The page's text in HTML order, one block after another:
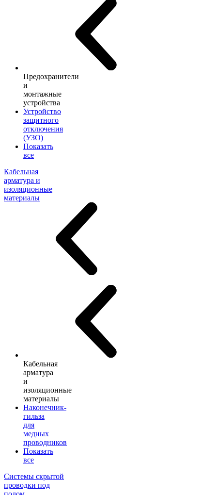
Предохранители
и
монтажные
устройства
Устройство
защитного
отключения
(УЗО)
Показать
все
Кабельная
арматура и
изоляционные
материалы
Кабельная
арматура
и
изоляционные
материалы
Наконечник-
гильза
для
медных
проводников
Показать
все
Системы скрытой
проводки под